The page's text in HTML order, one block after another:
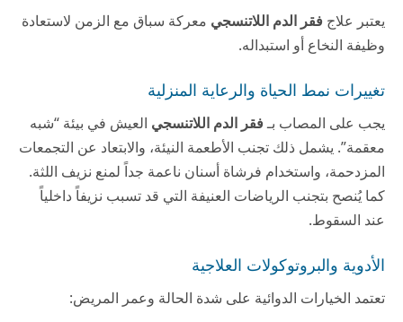
يعتبر علاج فقر الدم اللاتنسجي معركة سباق مع الزمن لاستعادة
وظيفة النخاع أو استبداله.
تغييرات نمط الحياة والرعاية المنزلية
يجب على المصاب بـفقر الدم اللاتنسجي العيش في بيئة “شبه
معقمة”. يشمل ذلك تجنب الأطعمة النيئة، والابتعاد عن التجمعات
المزدحمة، واستخدام فرشاة أسنان ناعمة جداً لمنع نزيف اللثة.
كما يُنصح بتجنب الرياضات العنيفة التي قد تسبب نزيفاً داخلياً
عند السقوط.
الأدوية والبروتوكولات العلاجية
تعتمد الخيارات الدوائية على شدة الحالة وعمر المريض: